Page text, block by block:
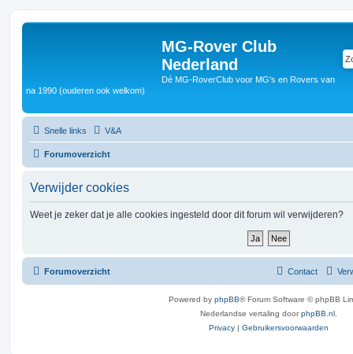
MG-Rover Club
Nederland
Dé MG-RoverClub voor MG's en Rovers van
na 1990 (ouderen ook welkom)
Snelle links V&A
Forumoverzicht
Verwijder cookies
Weet je zeker dat je alle cookies ingesteld door dit forum wil verwijderen?
Forumoverzicht Contact
Powered by phpBB® Forum Software © phpBB
Nederlandse vertaling doorphpBB.nl.
Privacy| Gebruikersvoorwaarden